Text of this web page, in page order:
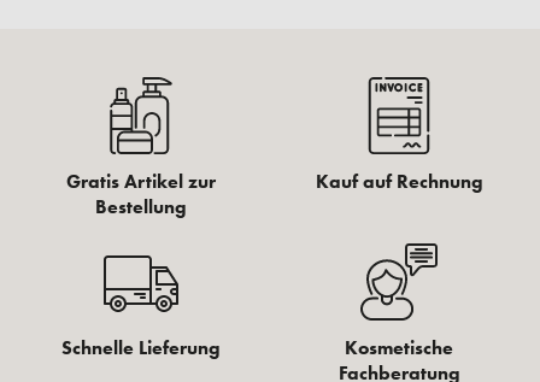
Gratis Artikel zur
Bestellung
Kauf auf Rechnung
Schnelle Lieferung
Kosmetische
Fachberatung